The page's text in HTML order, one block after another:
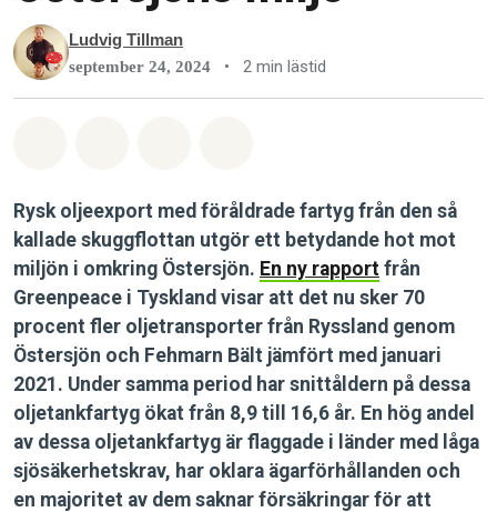
Ludvig Tillman
september 24, 2024 • 2 min lästid
Rysk oljeexport med föråldrade fartyg från den så
kallade skuggflottan utgör ett betydande hot mot
miljön i omkring Östersjön. En ny rapport från
Greenpeace i Tyskland visar att det nu sker 70
procent fler oljetransporter från Ryssland genom
Östersjön och Fehmarn Bält jämfört med januari
2021. Under samma period har snittåldern på dessa
oljetankfartyg ökat från 8,9 till 16,6 år. En hög andel
av dessa oljetankfartyg är flaggade i länder med låga
sjösäkerhetskrav, har oklara ägarförhållanden och
en majoritet av dem saknar försäkringar för att